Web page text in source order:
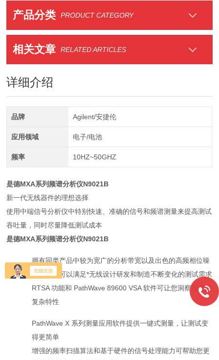
产品分类 PRODUCT CATEGORY
相关文章 RELATED ARTICLES
详细介绍
品牌 Agilent/安捷伦
应用领域 电子/电池
频率 10HZ~50GHZ
是德MXA系列频谱分析仪N9021B
新一代无线器件的理想选择
使用中端信号分析仪中特别快速、准确的信号和频谱测量来提高测试
吞吐量，同时尽量降低测试成本
是德MXA系列频谱分析仪N9021B
拥有同类产品中较为宽广的分析带宽以及出色的高频相位噪
声性能，可以满足*无线设计研发和制造不断变化的测试需求
RTSA 功能和 PathWave 89600 VSA 软件可让您洞察信号的
复杂特性
PathWave X 系列测量应用软件提供一键式测量，让测试变
得更简单
增强的频率扫描算法和基于硬件的信号处理能力可帮助您更